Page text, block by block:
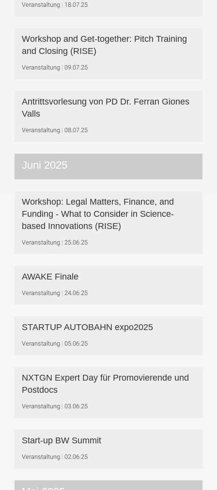
Veranstaltung 18.07.25
Workshop and Get-together: Pitch Training
and Closing (RISE)
Veranstaltung 09.07.25
Antrittsvorlesung von PD Dr. Ferran Giones
Valls
Veranstaltung 08.07.25
Juni 2025
Workshop: Legal Matters, Finance, and
Funding - What to Consider in Science-
based Innovations (RISE)
Veranstaltung 25.06.25
AWAKE Finale
Veranstaltung 24.06.25
STARTUP AUTOBAHN expo2025
Veranstaltung 05.06.25
NXTGN Expert Day für Promovierende und
Postdocs
Veranstaltung 03.06.25
Start-up BW Summit
Veranstaltung 02.06.25